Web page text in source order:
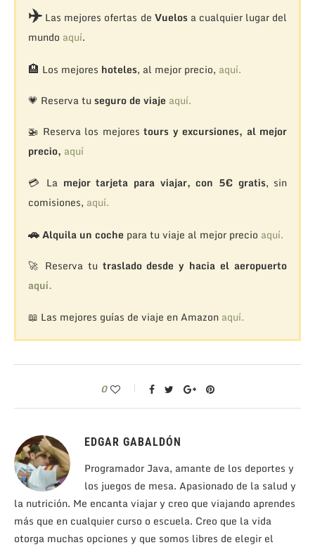
✈️Las mejores ofertas de Vuelosa cualquier lugar del
mundo aquí.
🏨 Los mejores hoteles, al mejor precio, aquí.
💗 Reserva tu seguro de viaje aquí.
🚁 Reserva los mejorestours y excursiones, al mejor
precio, aquí
💳 La mejor tarjeta para viajar, con 5€ gratis, sin
comisiones, aquí.
🚗Alquila un coche para tu viaje al mejor precio aquí.
🚀 Reserva tu traslado desde y hacia el aeropuerto
aquí.
📖 Las mejores guías de viaje en Amazon aquí.
0
EDGAR GABALDÓN
Programador Java, amante de los deportes y
los juegos de mesa. Apasionado de la salud y
la nutrición. Me encanta viajar y creo que viajando aprendes
más que en cualquier curso o escuela. Creo que la vida
otorga muchas opciones y que somos libres de elegir el